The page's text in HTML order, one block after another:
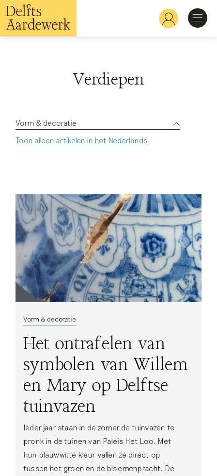
Overslaan
en
naar
de
Hoofdnavigatie
Verdiepen
Vorm & decoratie
Organisatie & handel
Materiaal & techniek
Delfts & niet-Delfts
Hedendaags
Toon alleen artikelen in het Nederlands
Vorm & decoratie
Het ontrafelen van
symbolen van Willem
en Mary op Delftse
tuinvazen
Ieder jaar staan in de zomer de tuinvazen te
pronk in de tuinen van Paleis Het Loo. Met
hun blauwwitte kleur vallen ze direct op
tussen het groen en de bloemenpracht. De